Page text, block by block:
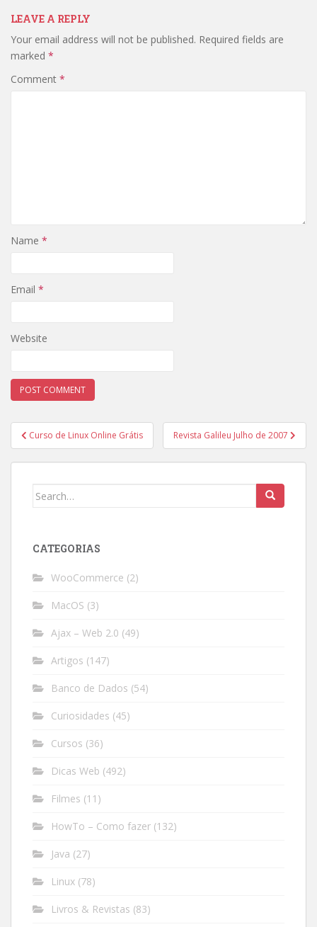
LEAVE A REPLY
Your email address will not be published. Required fields are
marked *
Comment *
Name *
Email *
Website
Post
navigation
Curso de Linux Online Grátis Revista Galileu Julho de 2007
Search
CATEGORIAS
WooCommerce (2)
MacOS (3)
Ajax – Web 2.0 (49)
Artigos (147)
Banco de Dados (54)
Curiosidades (45)
Cursos (36)
Dicas Web (492)
Filmes (11)
HowTo – Como fazer (132)
Java (27)
Linux (78)
Livros & Revistas (83)